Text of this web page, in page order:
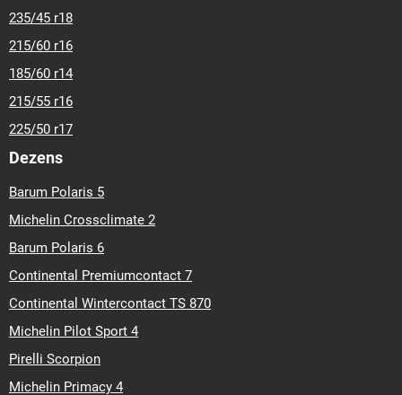
235/45 r18
215/60 r16
185/60 r14
215/55 r16
225/50 r17
Dezens
Barum Polaris 5
Michelin Crossclimate 2
Barum Polaris 6
Continental Premiumcontact 7
Continental Wintercontact TS 870
Michelin Pilot Sport 4
Pirelli Scorpion
Michelin Primacy 4